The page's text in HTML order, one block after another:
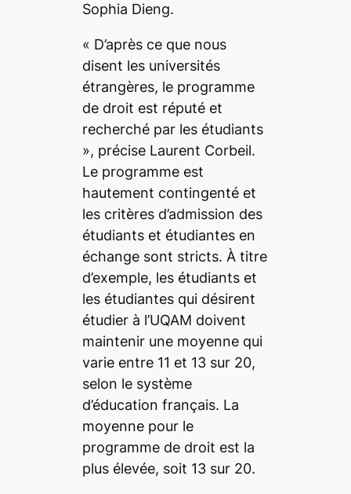
Sophia Dieng.
« D’après ce que nous
disent les universités
étrangères, le programme
de droit est réputé et
recherché par les étudiants
», précise Laurent Corbeil.
Le programme est
hautement contingenté et
les critères d’admission des
étudiants et étudiantes en
échange sont stricts. À titre
d’exemple, les étudiants et
les étudiantes qui désirent
étudier à l’UQAM doivent
maintenir une moyenne qui
varie entre 11 et 13 sur 20,
selon le système
d’éducation français. La
moyenne pour le
programme de droit est la
plus élevée, soit 13 sur 20.